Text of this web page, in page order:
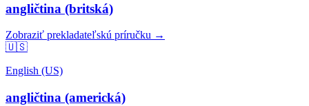
angličtina (britská)
Zobraziť prekladateľskú príručku →
🇺🇸
English (US)
angličtina (americká)